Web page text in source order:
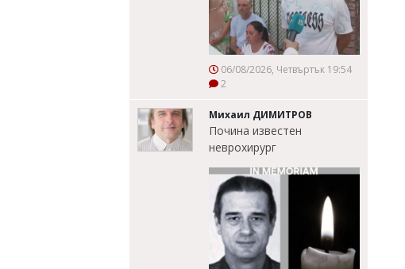
06/08/2026, Четвъртък 19:54
2
Михаил ДИМИТРОВ
Почина известен
неврохирург